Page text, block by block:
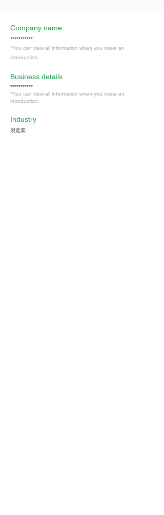
Company name
***********
*You can view all information when you make an
introduction.
​Business details
***********
*You can view all information when you make an
introduction.
Industry
製造業